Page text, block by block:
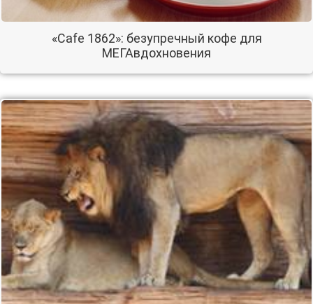
«Cafe 1862»: безупречный кофе для
МЕГАвдохновения